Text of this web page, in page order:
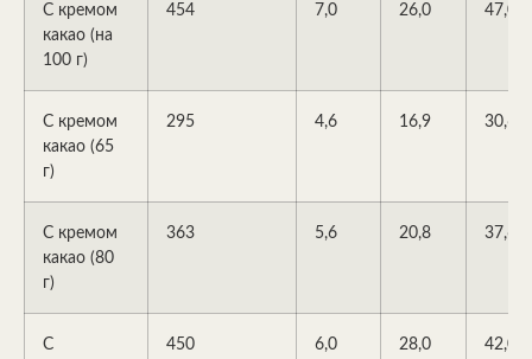
С кремом
какао (на
100 г)
454 7,0 26,0 47,0
С кремом
какао (65
г)
295 4,6 16,9 30,6
С кремом
какао (80
г)
363 5,6 20,8 37,6
С
450 6,0 28,0 42,0